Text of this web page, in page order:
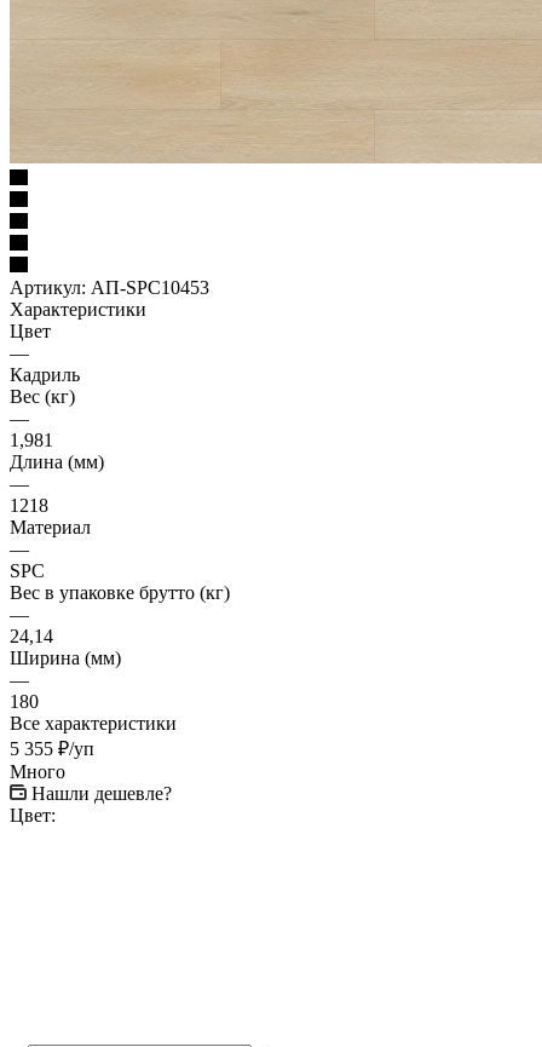
Артикул: АП-SPC10453
Характеристики
Цвет
—
Кадриль
Вес (кг)
—
1,981
Длина (мм)
—
1218
Материал
—
SPC
Вес в упаковке брутто (кг)
—
24,14
Ширина (мм)
—
180
Все характеристики
5 355 ₽/уп
Много
Нашли дешевле?
Цвет: